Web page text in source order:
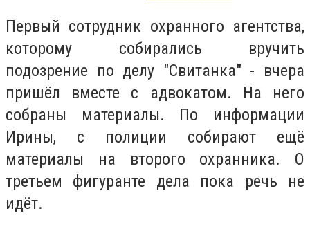
Первый сотрудник охранного агентства,
которому собирались вручить
подозрение по делу "Свитанка" - вчера
пришёл вместе с адвокатом. На него
собраны материалы. По информации
Ирины, с полиции собирают ещё
материалы на второго охранника. О
третьем фигуранте дела пока речь не
идёт.